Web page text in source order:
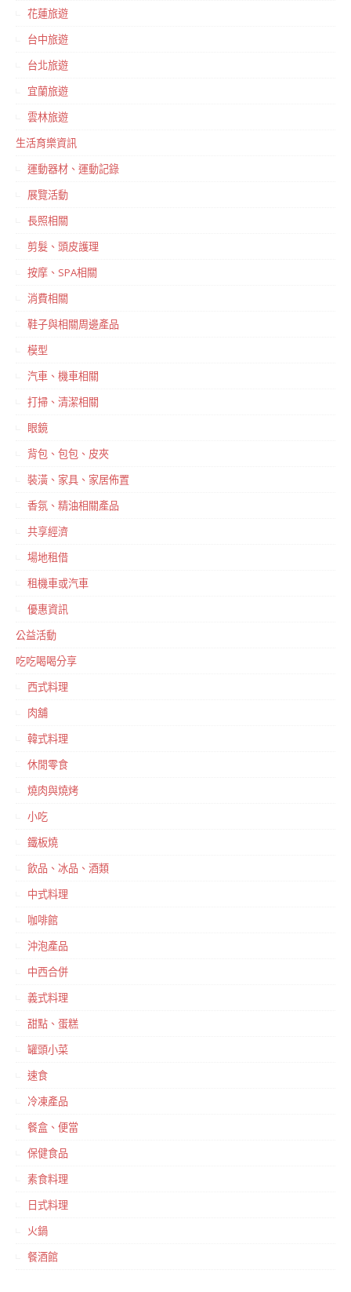
花蓮旅遊
台中旅遊
台北旅遊
宜蘭旅遊
雲林旅遊
生活育樂資訊
運動器材、運動記錄
展覽活動
長照相關
剪髮、頭皮護理
按摩、SPA相關
消費相關
鞋子與相關周邊產品
模型
汽車、機車相關
打掃、清潔相關
眼鏡
背包、包包、皮夾
裝潢、家具、家居佈置
香氛、精油相關產品
共享經濟
場地租借
租機車或汽車
優惠資訊
公益活動
吃吃喝喝分享
西式料理
肉舖
韓式料理
休閒零食
燒肉與燒烤
小吃
鐵板燒
飲品、冰品、酒類
中式料理
咖啡館
沖泡產品
中西合併
義式料理
甜點、蛋糕
罐頭小菜
速食
冷凍產品
餐盒、便當
保健食品
素食料理
日式料理
火鍋
餐酒館